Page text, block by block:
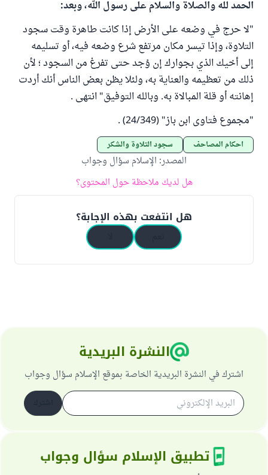
الحمد لله والصلاة والسلام على رسول الله، وبعد:
"لا حرج في وضعه على الأرض إذا كانت طاهرة وقت سجود
التلاوة، وإذا تيسر مكان مرتفع شرع وضعه فيه، أو تسليمه
إلى أخيك الذي بجوارك إن وُجد حتى تفرغ من السجود ؛ لأن
ذلك من تعظيمه والعناية به، ولئلا يظن بعض الناس أنك أردت
إهانته أو قلة المبالاة به. وبالله التوفيق" انتهى .
"مجموع فتاوى ابن باز" (24/349) .
أحكام المصاحف سجود التلاوة والشكر
المصدر: الإسلام سؤال وجواب
هل لديك ملاحظة حول المحتوى؟
هل انتفعت بهذه الإجابة؟
النشرة البريدية
اشترك في النشرة البريدية الخاصة بموقع الإسلام سؤال وجواب
تطبيق الإسلام سؤال وجواب